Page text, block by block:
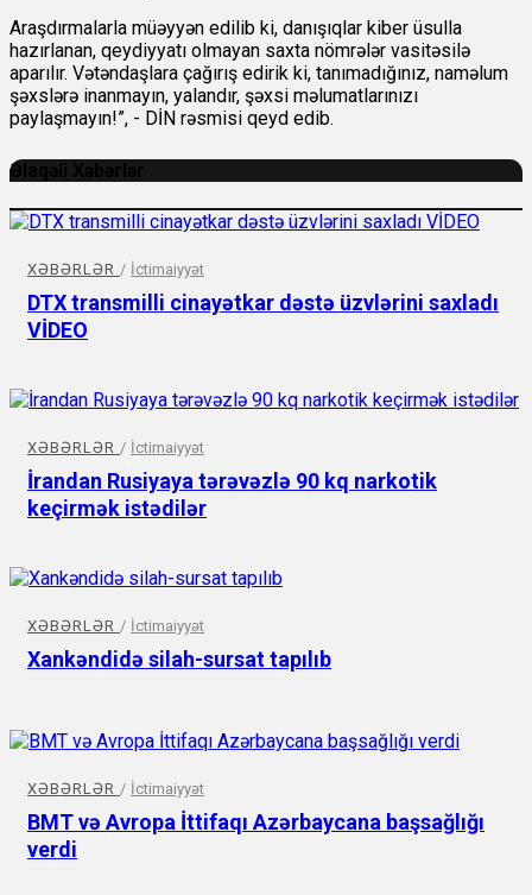
Araşdırmalarla müəyyən edilib ki, danışıqlar kiber üsulla
hazırlanan, qeydiyyatı olmayan saxta nömrələr vasitəsilə
aparılır. Vətəndaşlara çağırış edirik ki, tanımadığınız, naməlum
şəxslərə inanmayın, yalandır, şəxsi məlumatlarınızı
paylaşmayın!”, - DİN rəsmisi qeyd edib.
Əlaqəli Xəbərlər
XƏBƏRLƏR / İctimaiyyət
DTX transmilli cinayətkar dəstə üzvlərini saxladı
VİDEO
XƏBƏRLƏR / İctimaiyyət
İrandan Rusiyaya tərəvəzlə 90 kq narkotik
keçirmək istədilər
XƏBƏRLƏR / İctimaiyyət
Xankəndidə silah-sursat tapılıb
XƏBƏRLƏR / İctimaiyyət
BMT və Avropa İttifaqı Azərbaycana başsağlığı
verdi